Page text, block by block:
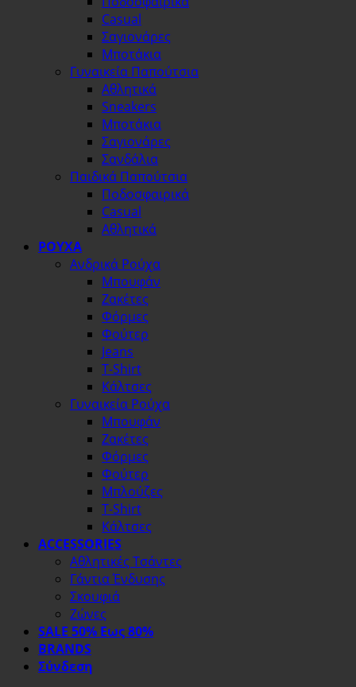
Casual
Σαγιονάρες
Μποτάκια
Γυναικεία Παπούτσια
Αθλητικά
Sneakers
Μποτάκια
Σαγιονάρες
Σανδάλια
Παιδικά Παπούτσια
Ποδοσφαιρικά
Casual
Αθλητικά
ΡΟΥΧΑ
Ανδρικά Ρούχα
Μπουφάν
Ζακέτες
Φόρμες
Φούτερ
Jeans
T-Shirt
Κάλτσες
Γυναικεία Ρούχα
Μπουφάν
Ζακέτες
Φόρμες
Φούτερ
Μπλούζες
T-Shirt
Κάλτσες
ACCESSORIES
Αθλητικές Τσάντες
Γάντια Ένδυσης
Σκουφιά
Ζώνες
SALE 50% Εως 80%
BRANDS
Σύνδεση